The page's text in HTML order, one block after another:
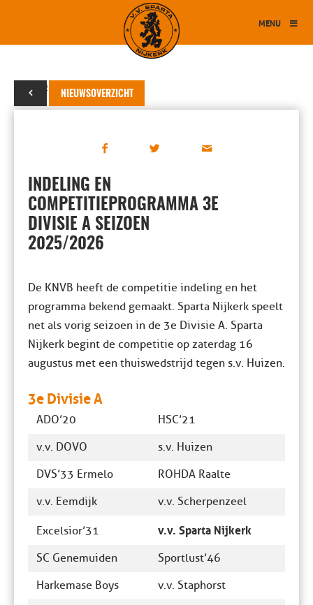
MENU
NIEUWSOVERZICHT
04 juli 2025
INDELING EN
COMPETITIEPROGRAMMA 3E
DIVISIE A SEIZOEN
2025/2026
De KNVB heeft de competitie indeling en het
programma bekend gemaakt. Sparta Nijkerk speelt
net als vorig seizoen in de 3e Divisie A. Sparta
Nijkerk begint de competitie op zaterdag 16
augustus met een thuiswedstrijd tegen s.v. Huizen.
3e Divisie A
ADO’20
HSC’21
v.v. DOVO
s.v. Huizen
DVS’33 Ermelo
ROHDA Raalte
v.v. Eemdijk
v.v. Scherpenzeel
Excelsior’31 v.v. Sparta Nijkerk
SC Genemuiden
Sportlust’46
Harkemase Boys
v.v. Staphorst